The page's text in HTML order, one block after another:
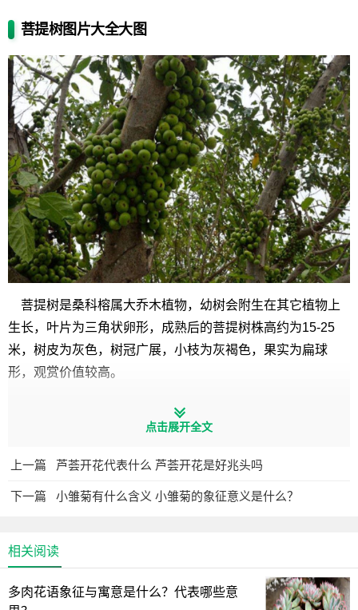
菩提树图片大全大图
菩提树是桑科榕属大乔木植物，幼树会附生在其它植物上
生长，叶片为三角状卵形，成熟后的菩提树株高约为15-25
米，树皮为灰色，树冠广展，小枝为灰褐色，果实为扁球
形，观赏价值较高。
家里种植菩提树有什么寓意
点击展开全文
上一篇 芦荟开花代表什么 芦荟开花是好兆头吗
下一篇 小雏菊有什么含义 小雏菊的象征意义是什么？
相关阅读
多肉花语象征与寓意是什么？代表哪些意